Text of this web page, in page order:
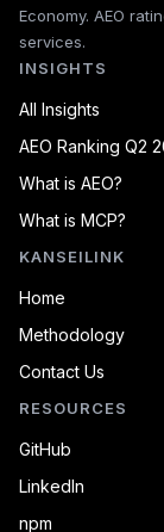
Economy. AEO
services.
INSIGHTS
All Insights
AEO Ranking Q2
What is AEO?
What is MCP?
KANSEILINK
Home
Methodology
Contact Us
RESOURCES
GitHub
LinkedIn
npm